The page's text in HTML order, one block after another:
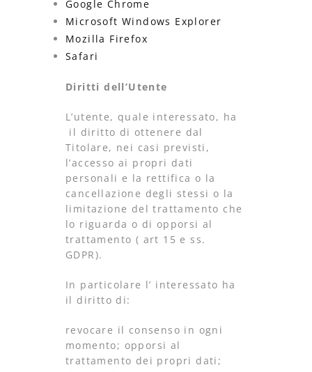
Google Chrome
Microsoft Windows Explorer
Mozilla Firefox
Safari
Diritti dell’Utente
L’utente, quale interessato, ha
il diritto di ottenere dal
Titolare, nei casi previsti,
l’accesso ai propri dati
personali e la rettifica o la
cancellazione degli stessi o la
limitazione del trattamento che
lo riguarda o di opporsi al
trattamento ( art 15 e ss.
GDPR).
In particolare l’ interessato ha
il diritto di:
revocare il consenso in ogni
momento; opporsi al
trattamento dei propri dati;